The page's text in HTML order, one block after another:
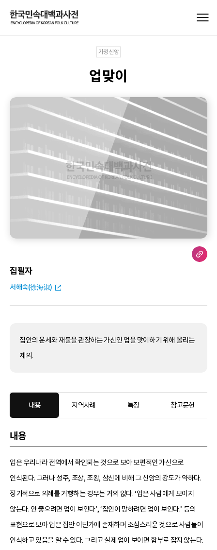
가정신앙
업맞이
집필자
서해숙(徐海淑)
집안의 운세와 재물을 관장하는 가신인 업을 맞이하기 위해 올리는
제의.
내용 지역사례 특징 참고문헌
내용
업은 우리나라 전역에서 확인되는 것으로 보아 보편적인 가신으로
인식된다. 그러나 성주, 조상, 조왕, 삼신에 비해 그 신앙의 강도가 약하다.
정기적으로 의례를 거행하는 경우는 거의 없다. ‘업은 사람에게 보이지
않는다. 안 좋으려면 업이 보인다’, ‘집안이 망하려면 업이 보인다.’ 등의
표현으로 보아 업은 집안 어딘가에 존재하며 조심스러운 것으로 사람들이
인식하고 있음을 알 수 있다. 그리고 실제 업이 보이면 함부로 잡지 않는다.